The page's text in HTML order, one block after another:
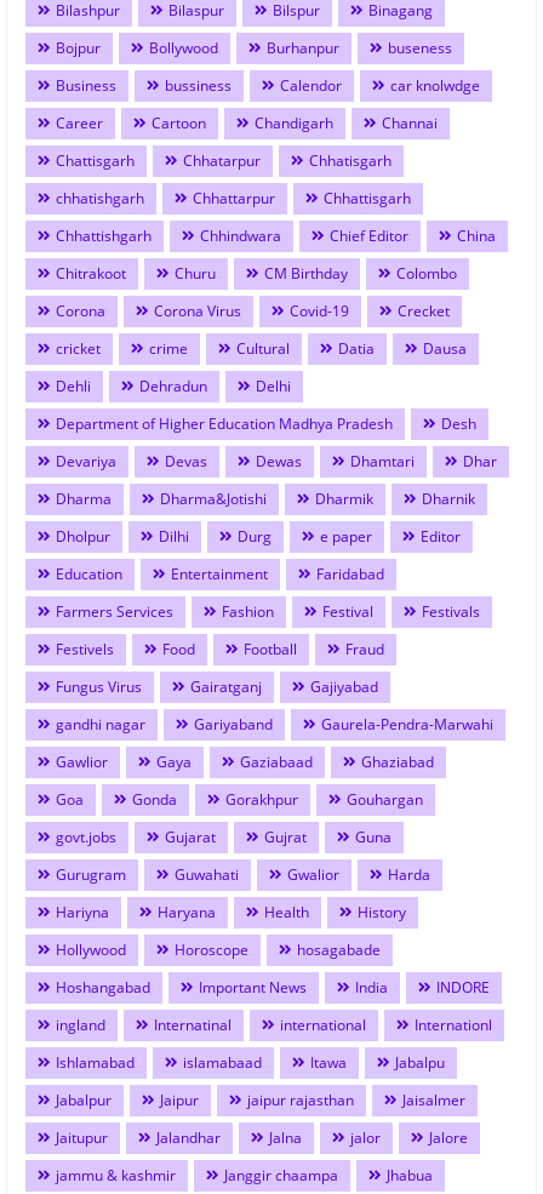
Bilashpur Bilaspur Bilspur
Binagang
Bojpur
Bollywood Burhanpur
buseness
Business
bussiness Calendor
car knolwdge
Career
Cartoon Chandigarh
Channai
Chattisgarh
Chhatarpur
Chhatisgarh
chhatishgarh
Chhattarpur
Chhattisgarh
Chhattishgarh
Chhindwara Chief Editor
China
Chitrakoot
Churu CM Birthday
Colombo
Corona
Corona Virus Covid-19
Crecket
cricket
crime Cultural Datia
Dausa
Dehli
Dehradun
Delhi
Department of Higher Education Madhya Pradesh
Desh
Devariya
Devas Dewas Dhamtari
Dhar
Dharma
Dharma&Jotishi Dharmik
Dharnik
Dholpur
Dilhi Durg e paper
Editor
Education
Entertainment
Faridabad
Farmers Services
Fashion Festival
Festivals
Festivels
Food Football
Fraud
Fungus Virus
Gairatganj
Gajiyabad
gandhi nagar
Gariyaband
Gaurela-Pendra-Marwahi
Gawlior
Gaya Gaziabaad
Ghaziabad
Goa
Gonda Gorakhpur
Gouhargan
govt.jobs
Gujarat Gujrat
Guna
Gurugram
Guwahati Gwalior
Harda
Hariyna
Haryana Health
History
Hollywood
Horoscope
hosagabade
Hoshangabad
Important News India
INDORE
ingland
Internatinal international
Internationl
Ishlamabad
islamabaad Itawa
Jabalpu
Jabalpur
Jaipur jaipur rajasthan
Jaisalmer
Jaitupur
Jalandhar Jalna jalor
Jalore
jammu & kashmir
Janggir chaampa
Jhabua